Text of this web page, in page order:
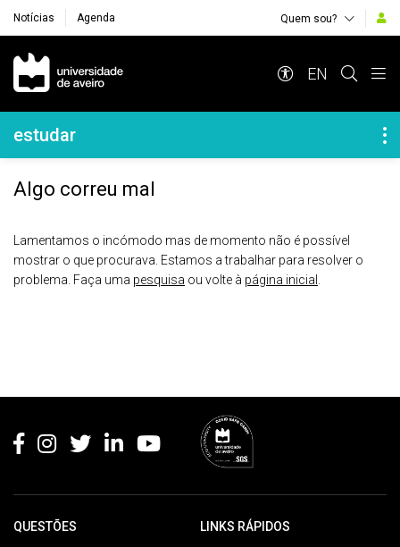
Notícias Agenda Quem sou?
Navegação Principal
EN
Navegação Lateral
estudar
Algo correu mal
Lamentamos o incómodo mas de momento não é possível
mostrar o que procurava. Estamos a trabalhar para resolver o
problema. Faça uma pesquisa ou volte à página inicial
QUESTÕES LINKS RÁPIDOS